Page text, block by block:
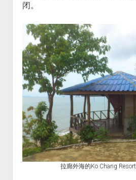
闭。
拉廊外海的Ko Chang